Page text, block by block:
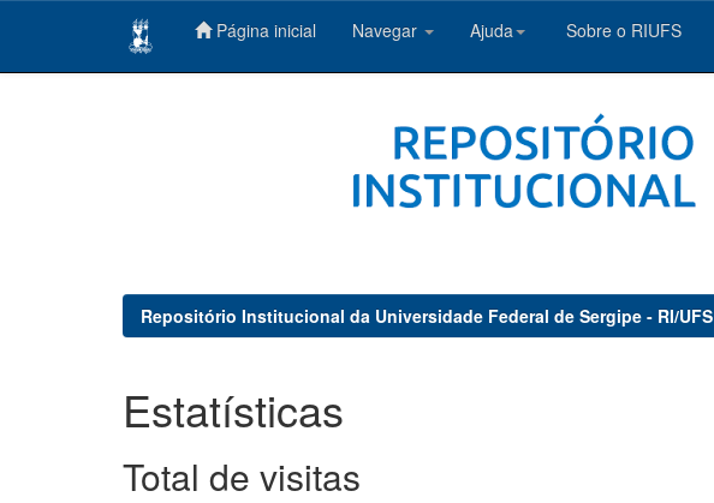
Página inicial Navegar Ajuda Sobre o RIUFS
Repositório Institucional da Universidade Federal de Sergipe - RI/UFS
Estatísticas
Total de visitas